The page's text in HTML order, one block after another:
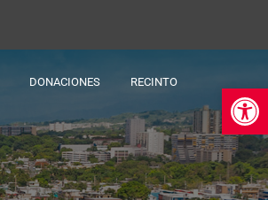
DONACIONES RECINTO